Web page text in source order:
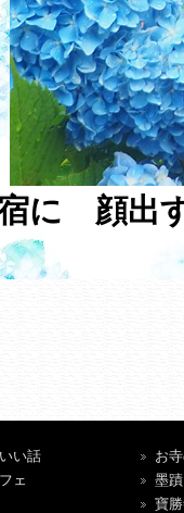
に 顔
い話
ェ
お
墨
寶